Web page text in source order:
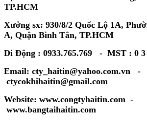
TP.HCM
Xưởng sx: 930/8/2 Quốc Lộ 1A,
A, Quận Bình Tân, TP.HCM
Di Động : 0933.765.769 - MST : 0 3
Email: cty_haitin@yahoo.com.vn -
ctycokhihaitin@gmail.com
Website: www.congtyhaitin.com -
www.bangtaihaitin.com